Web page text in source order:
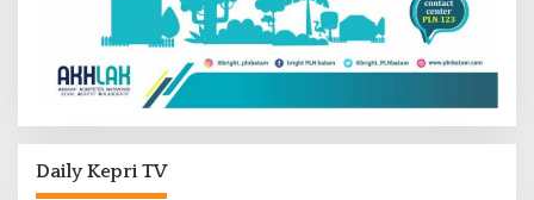
Daily Kepri TV